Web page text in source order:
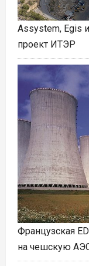
Assystem, Egis
проект ИТЭР
Французская
на чешскую